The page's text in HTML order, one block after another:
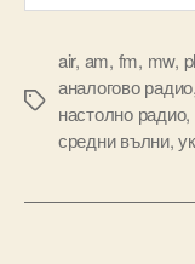
Tags
air, am, fm, mw,
аналогово радио,
настолно радио,
средни вълни,